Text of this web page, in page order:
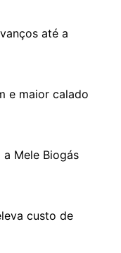
até a
e maior calado
Mele Biogás
custo de